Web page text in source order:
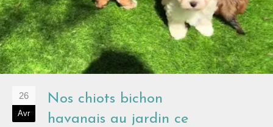
26
Avr
Nos chiots bichon
havanais au jardin ce